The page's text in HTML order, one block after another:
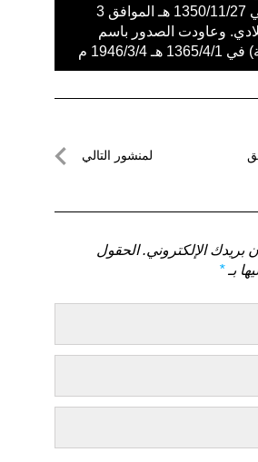
صالح نصيف في 1350/11/27 هـ الموافق 3
1932 ميلادي. وعاودت الصدور باسم
1946/3/4 م
لمنشور التالي
بريدك الإلكتروني. الحقول
بـ*